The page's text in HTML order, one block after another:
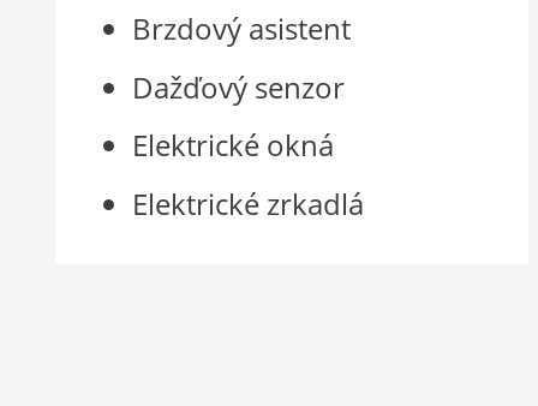
Brzdový asistent
Dažďový senzor
Elektrické okná
Elektrické zrkadlá